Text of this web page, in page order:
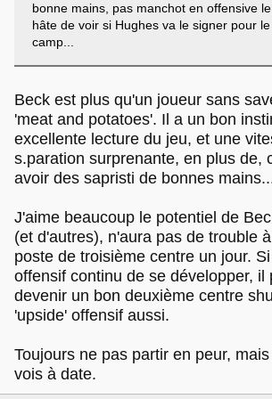
bonne mains, pas manchot en offensive
hâte de voir si Hughes va le signer pour
camp...
Beck est plus qu'un joueur sans
'meat and potatoes'. Il a un bon
excellente lecture du jeu, et une
s.paration surprenante, en plus de,
avoir des sapristi de bonnes
J'aime beaucoup le potentiel de
(et d'autres), n'aura pas de trouble
poste de troisième centre un jour.
offensif continu de se développer, il
devenir un bon deuxième centre
'upside' offensif aussi.
Toujours ne pas partir en peur,
vois à date.